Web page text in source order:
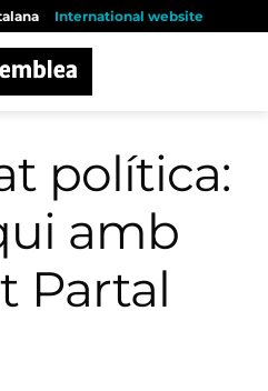
International website
política:
amb
Partal